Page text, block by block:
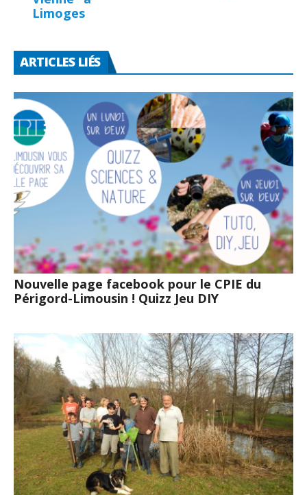
Limoges
ARTICLES LIÉS
Nouvelle page facebook pour le CPIE du
Périgord-Limousin ! Quizz Jeu DIY